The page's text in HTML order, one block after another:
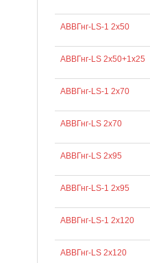
АВВГнг-LS-1 2х50
АВВГнг-LS 2х50+1х25
АВВГнг-LS-1 2х70
АВВГнг-LS 2х70
АВВГнг-LS 2х95
АВВГнг-LS-1 2х95
АВВГнг-LS-1 2х120
АВВГнг-LS 2х120